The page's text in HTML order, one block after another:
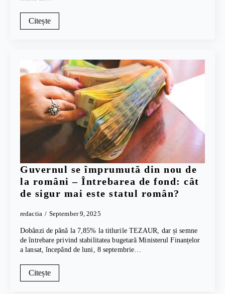
Citește
Guvernul se împrumută din nou de
la români – Întrebarea de fond: cât
de sigur mai este statul român?
redactia September 9, 2025
Dobânzi de până la 7,85% la titlurile TEZAUR, dar și semne
de întrebare privind stabilitatea bugetară Ministerul Finanțelor
a lansat, începând de luni, 8 septembrie…
Citește